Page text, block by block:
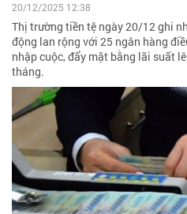
20/12/2025 12:38
Thị trường tiền tệ ngày 20/12 ghi
động lan rộng với 25 ngân hàng
nhập cuộc, đẩy mặt bằng lãi suất
tháng.